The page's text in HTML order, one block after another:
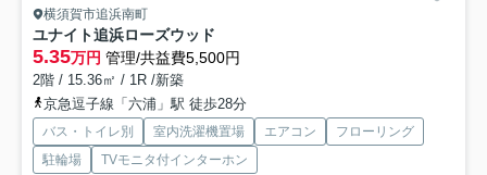
横須賀市追浜南町
ユナイト追浜ローズウッド
5.35万円 管理/共益費5,500円
2階 / 15.36㎡ / 1R /新築
京急逗子線「六浦」駅 徒歩28分
バス・トイレ別 室内洗濯機置場 エアコン
フローリング
駐輪場
TVモニタ付インターホン